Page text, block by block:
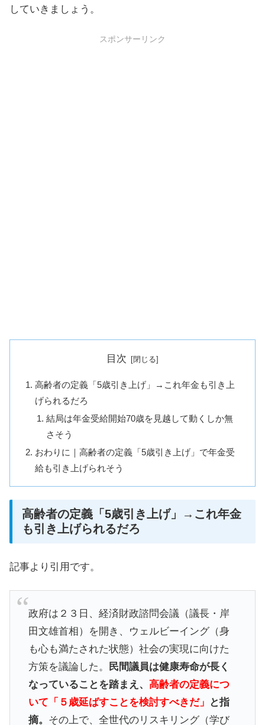
していきましょう。
スポンサーリンク
目次
高齢者の定義「5歳引き上げ」→これ年金も引き上
げられるだろ
結局は年金受給開始70歳を見越して動くしか無
さそう
おわりに｜高齢者の定義「5歳引き上げ」で年金受
給も引き上げられそう
高齢者の定義「5歳引き上げ」→これ年金
も引き上げられるだろ
記事より引用です。
政府は２３日、経済財政諮問会議（議長・岸
田文雄首相）を開き、ウェルビーイング（身
も心も満たされた状態）社会の実現に向けた
方策を議論した。
民間議員は健康寿命が長く
なっていることを踏まえ、 高齢者の定義につ
いて「５歳延ばすことを検討すべきだ」
と指
摘。 その上で、全世代のリスキリング（学び